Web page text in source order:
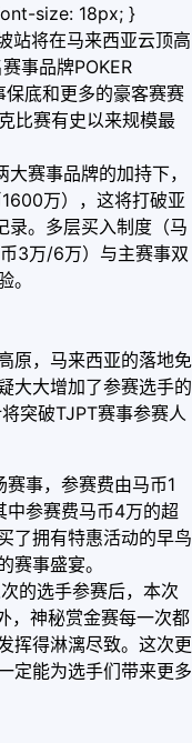
size: 18px; }
站将在马来西亚云顶高
事品牌POKER
底和更多的豪客赛赛
比赛有史以来规模最
赛事品牌的加持下，
万），这将打破亚
录。多层买入制度（马
3万/6万）与主赛事双
。
原，马来西亚的落地免
大大增加了参赛选手的
突破TJPT赛事参赛人
事，参赛费由马币1
中参赛费马币4万的超
了拥有特惠活动的早鸟
赛事盛宴。
的选手参赛后，本次
，神秘赏金赛每一次都
挥得淋漓尽致。这次更
定能为选手们带来更多